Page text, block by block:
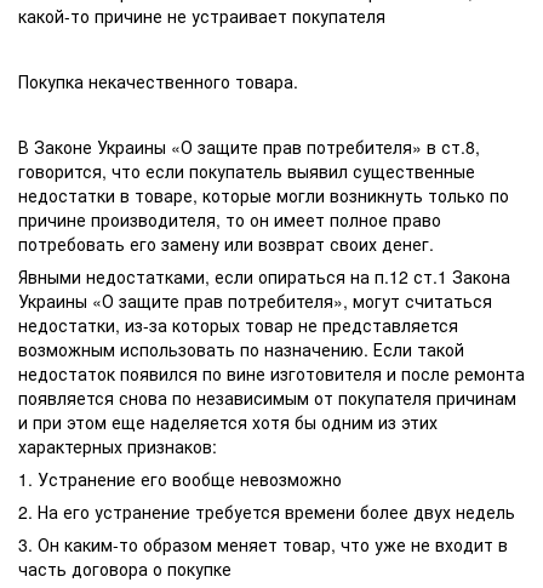
какой-то причине не устраивает покупателя
Покупка некачественного товара.
В Законе Украины «О защите прав потребителя» в ст.8,
говорится, что если покупатель выявил существенные
недостатки в товаре, которые могли возникнуть только по
причине производителя, то он имеет полное право
потребовать его замену или возврат своих денег.
Явными недостатками, если опираться на п.12 ст.1 Закона
Украины «О защите прав потребителя», могут считаться
недостатки, из-за которых товар не представляется
возможным использовать по назначению. Если такой
недостаток появился по вине изготовителя и после ремонта
появляется снова по независимым от покупателя причинам
и при этом еще наделяется хотя бы одним из этих
характерных признаков:
1. Устранение его вообще невозможно
2. На его устранение требуется времени более двух недель
3. Он каким-то образом меняет товар, что уже не входит в
часть договора о покупке